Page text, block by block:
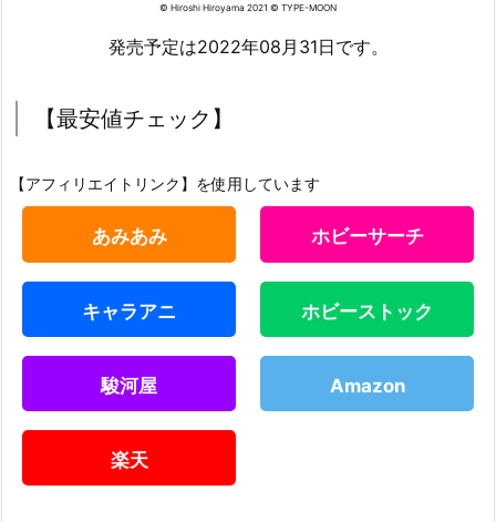
© Hiroshi Hiroyama 2021 © TYPE-MOON
発売予定は2022年08月31日です。
【最安値チェック】
【アフィリエイトリンク】を使用しています
あみあみ ホビーサーチ
キャラアニ ホビーストック
駿河屋 Amazon
楽天